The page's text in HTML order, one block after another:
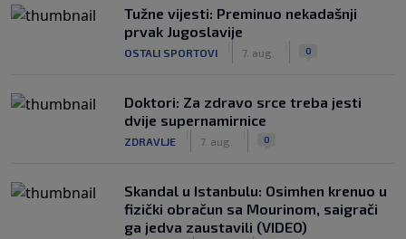
Tužne vijesti: Preminuo nekadašnji
prvak Jugoslavije
OSTALI SPORTOVI 7. aug. 0
Doktori: Za zdravo srce treba jesti
dvije supernamirnice
ZDRAVLJE 7. aug. 0
Skandal u Istanbulu: Osimhen krenuo u
fizički obračun sa Mourinom, saigrači
ga jedva zaustavili (VIDEO)